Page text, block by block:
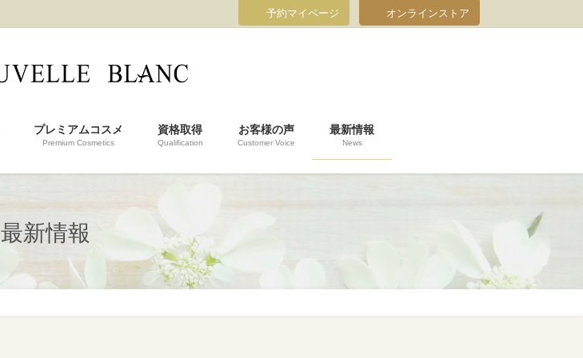
予約マイページ オンラインストア
プレミアムコスメ
Premium Cosmetics
資格取得
Qualification
お客様の声
Customer Voice
最新情報
News
最新情報